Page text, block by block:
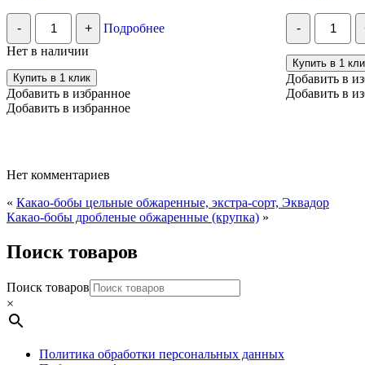
-
Количество
Смоква
яблочно-
абрикосовая
Эко
пастила,
30гр
+
Подробнее
Нет в наличии
Купить в 1 клик
Добавить в избранное
Добавить в избранное
-
пастила
БЕЗ
200
Купить в 1
Добавить в
Добавить в
Нет комментариев
« Какао-бобы цельные обжаренные, экстра-сорт, Эквадор
Какао-бобы дробленые обжаренные (крупка) »
Поиск товаров
Поиск товаров
×
Политика обработки персональных данных